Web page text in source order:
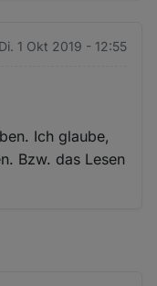
Di. 1 Okt 2019 - 12:55
Ich glaube,
Bzw. das Lesen